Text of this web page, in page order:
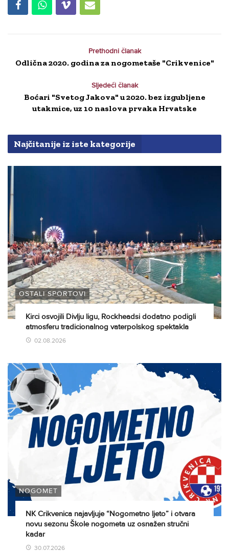
Prethodni članak
Odlična 2020. godina za nogometaše "Crikvenice"
Sljedeći članak
Boćari "Svetog Jakova" u 2020. bez izgubljene
utakmice, uz 10 naslova prvaka Hrvatske
Najčitanije iz iste kategorije
OSTALI SPORTOVI
Kirci osvojili Divlju ligu, Rockheadsi dodatno podigli
atmosferu tradicionalnog vaterpolskog spektakla
02.08.2026
NOGOMET
NK Crikvenica najavljuje “Nogometno ljeto” i otvara
novu sezonu Škole nogometa uz osnažen stručni
kadar
30.07.2026